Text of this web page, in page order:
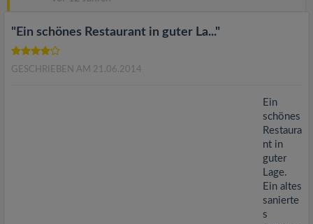
"Ein schönes Restaurant in guter La..."
GESCHRIEBEN AM 21.06.2014
Ein
schönes
Restaura
nt in
guter
Lage.
Ein altes
sanierte
s